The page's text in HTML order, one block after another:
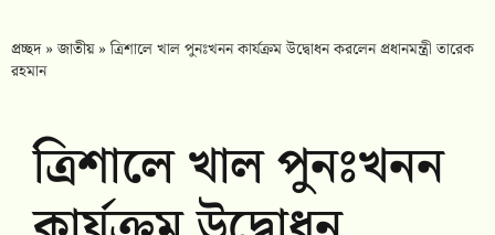
প্রচ্ছদ»জাতীয়»ত্রিশালে খাল পুনঃখনন কার্যক্রম উদ্বোধন করলেন প্রধানমন্ত্রী তারেক
রহমান
ত্রিশালে খাল পুনঃখনন